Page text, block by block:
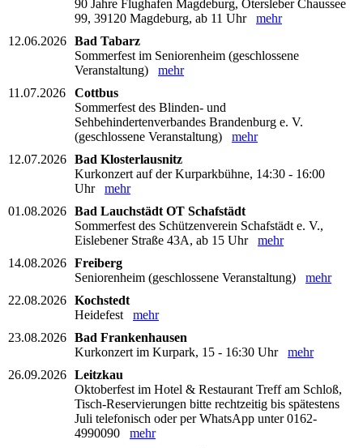
90 Jahre Flughafen Magdeburg, Otersleber Chaussee
99, 39120 Magdeburg, ab 11 Uhr mehr
12.06.2026 Bad Tabarz
Sommerfest im Seniorenheim (geschlossene
Veranstaltung) mehr
11.07.2026
Cottbus
Sommerfest des Blinden- und
Sehbehindertenverbandes Brandenburg e. V.
(geschlossene Veranstaltung) mehr
12.07.2026 Bad Klosterlausnitz
Kurkonzert auf der Kurparkbühne, 14:30 - 16:00
Uhr mehr
01.08.2026 Bad Lauchstädt OT Schafstädt
Sommerfest des Schützenverein Schafstädt e. V.,
Eislebener Straße 43A, ab 15 Uhr mehr
14.08.2026 Freiberg
Seniorenheim (geschlossene Veranstaltung) mehr
22.08.2026 Kochstedt
Heidefest mehr
23.08.2026 Bad Frankenhausen
Kurkonzert im Kurpark, 15 - 16:30 Uhr mehr
26.09.2026 Leitzkau
Oktoberfest im Hotel & Restaurant Treff am Schloß,
Tisch-Reservierungen bitte rechtzeitig bis spätestens
Juli telefonisch oder per WhatsApp unter 0162-
4990090 mehr